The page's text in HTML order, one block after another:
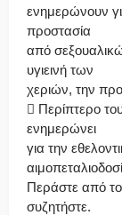
ενημερώνουν
προστασία
από
υγιεινή των
χεριών, την
 Περίπτερο
ενημερώνει
για την
Περάστε από
συζητήστε.